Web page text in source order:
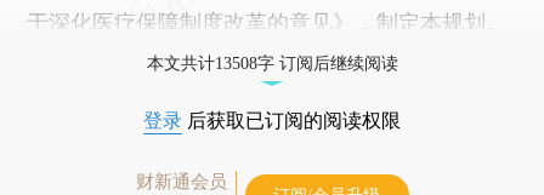
于深化医疗保障制度改革的意见》，制定本规划。
本文共计13508字 订阅后继续阅读
登录 后获取已订阅的阅读权限
财新通会员